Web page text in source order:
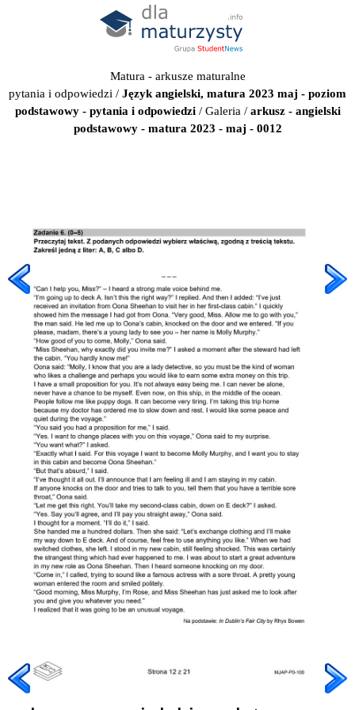
Matura - arkusze maturalne
pytania i odpowiedzi / Język angielski, matura 2023 maj - poziom
podstawowy - pytania i odpowiedzi/ Galeria / arkusz - angielski
podstawowy - matura 2023 - maj - 0012